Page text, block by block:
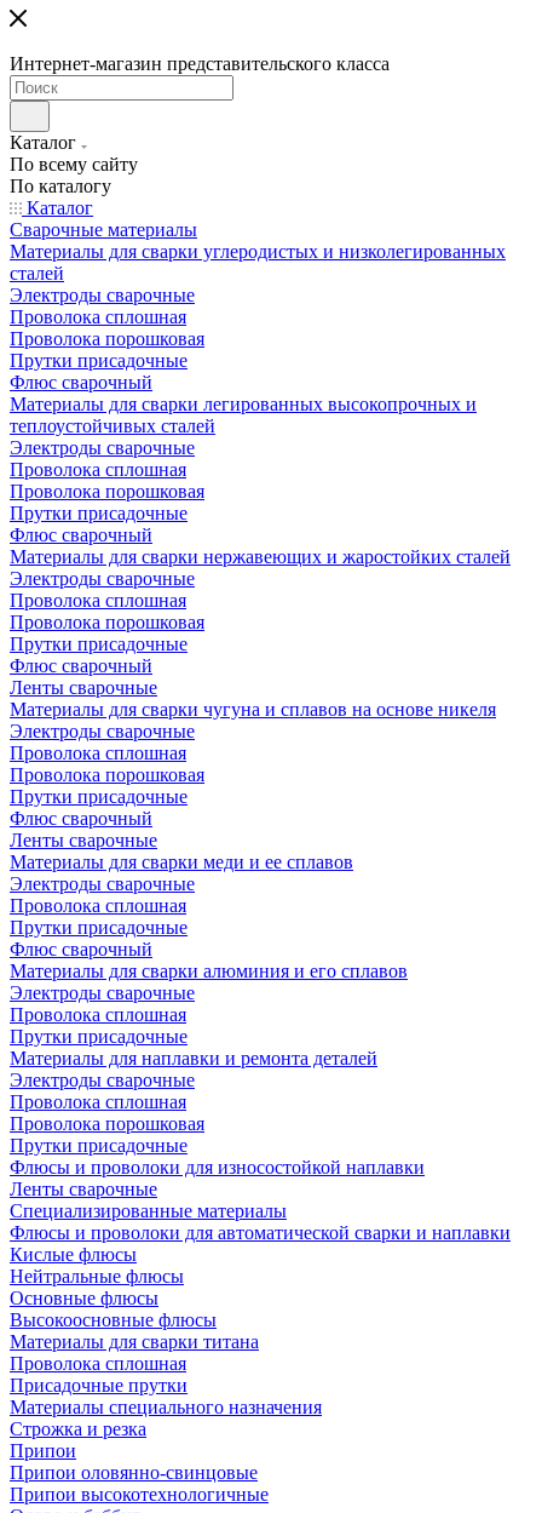
Интернет-магазин представительского класса
Каталог
По всему сайту
По каталогу
Каталог
Сварочные материалы
Материалы для сварки углеродистых и низколегированных
сталей
Электроды сварочные
Проволока сплошная
Проволока порошковая
Прутки присадочные
Флюс сварочный
Материалы для сварки легированных высокопрочных и
теплоустойчивых сталей
Электроды сварочные
Проволока сплошная
Проволока порошковая
Прутки присадочные
Флюс сварочный
Материалы для сварки нержавеющих и жаростойких сталей
Электроды сварочные
Проволока сплошная
Проволока порошковая
Прутки присадочные
Флюс сварочный
Ленты сварочные
Материалы для сварки чугуна и сплавов на основе никеля
Электроды сварочные
Проволока сплошная
Проволока порошковая
Прутки присадочные
Флюс сварочный
Ленты сварочные
Материалы для сварки меди и ее сплавов
Электроды сварочные
Проволока сплошная
Прутки присадочные
Флюс сварочный
Материалы для сварки алюминия и его сплавов
Электроды сварочные
Проволока сплошная
Прутки присадочные
Материалы для наплавки и ремонта деталей
Электроды сварочные
Проволока сплошная
Проволока порошковая
Прутки присадочные
Флюсы и проволоки для износостойкой наплавки
Ленты сварочные
Специализированные материалы
Флюсы и проволоки для автоматической сварки и наплавки
Кислые флюсы
Нейтральные флюсы
Основные флюсы
Высокоосновные флюсы
Материалы для сварки титана
Проволока сплошная
Присадочные прутки
Материалы специального назначения
Строжка и резка
Припои
Припои оловянно-свинцовые
Припои высокотехнологичные